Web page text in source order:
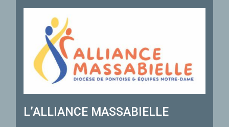
L’ALLIANCE MASSABIELLE